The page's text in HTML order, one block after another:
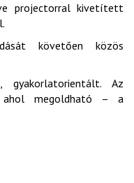
projectorral kivetített
követően közös
gyakorlatorientált. Az
megoldható – a